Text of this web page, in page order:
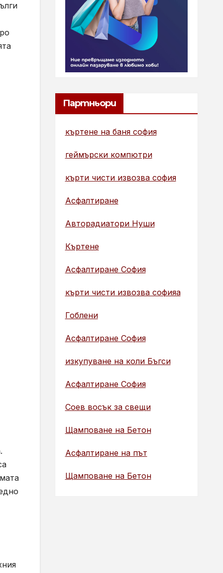
Партньори
къртене на баня софия
геймърски компютри
кърти чисти извозва софия
Асфалтиране
Авторадиатори Нуши
Къртене
Асфалтиране София
кърти чисти извозва софияа
Гоблени
Асфалтиране София
изкупуване на коли Бъгси
Асфалтиране София
Соев восък за свещи
Щамповане на Бетон
Асфалтиране на път
Щамповане на Бетон